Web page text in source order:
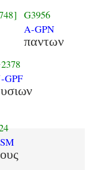
G3956
A-GPN
παντων
GPF